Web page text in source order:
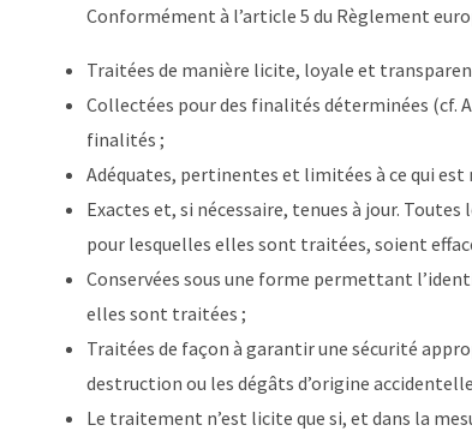
Conformément à l’article 5 du Règlement
Traitées de manière licite, loyale et
Collectées pour des finalités déterminées (cf.
finalités ;
Adéquates, pertinentes et limitées à ce qui
Exactes et, si nécessaire, tenues à jour.
pour lesquelles elles sont traitées, soient
Conservées sous une forme permettant
elles sont traitées ;
Traitées de façon à garantir une sécurité
destruction ou les dégâts d’origine
Le traitement n’est licite que si, et dans la